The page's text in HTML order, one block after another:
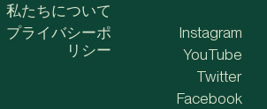
私たちについて
プライバシーポ
リシー
Instagram
YouTube
Twitter
Facebook